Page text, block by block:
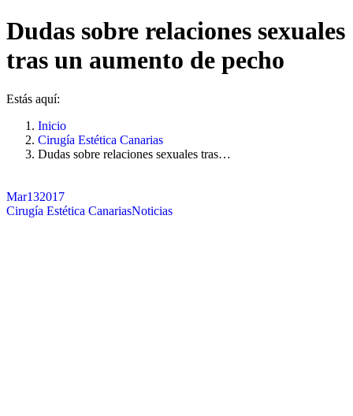
Dudas sobre relaciones sexuales
tras un aumento de pecho
Estás aquí:
Inicio
Cirugía Estética Canarias
Dudas sobre relaciones sexuales tras…
Mar132017
Cirugía Estética CanariasNoticias